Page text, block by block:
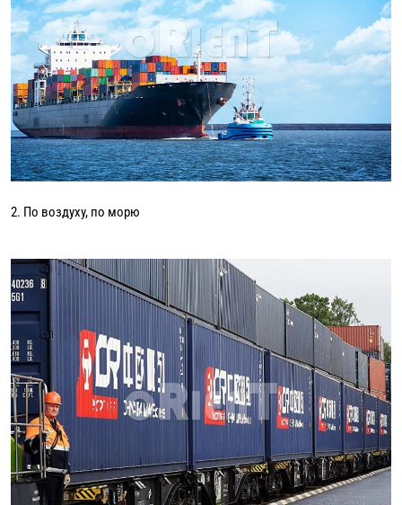
2. По воздуху, по морю